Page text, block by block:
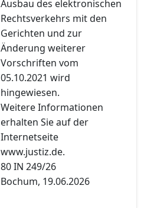
Ausbau des elektronischen
Rechtsverkehrs mit den
Gerichten und zur
Änderung weiterer
Vorschriften vom
05.10.2021 wird
hingewiesen.
Weitere Informationen
erhalten Sie auf der
Internetseite
www.justiz.de.
80 IN 249/26
Bochum, 19.06.2026